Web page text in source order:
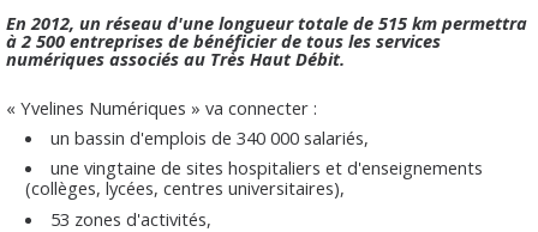
En 2012, un réseau d'une longueur totale de 515 km permettra
à 2 500 entreprises de bénéficier de tous les services
numériques associés au Très Haut Débit.
« Yvelines Numériques » va connecter :
un bassin d'emplois de 340 000 salariés,
une vingtaine de sites hospitaliers et d'enseignements
(collèges, lycées, centres universitaires),
53 zones d'activités,